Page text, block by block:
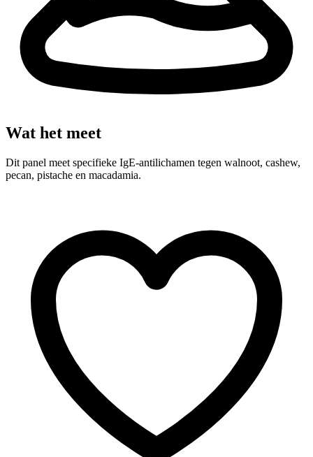
Wat het meet
Dit panel meet specifieke IgE-antilichamen tegen walnoot, cashew,
pecan, pistache en macadamia.